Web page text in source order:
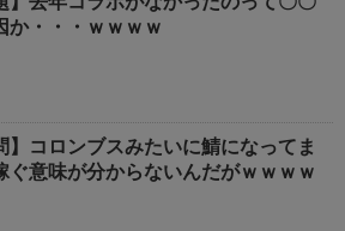
か・・・ｗｗｗｗ
】コロンブスみたいに鯖になってま
ぐ意味が分からないんだがｗｗｗｗ